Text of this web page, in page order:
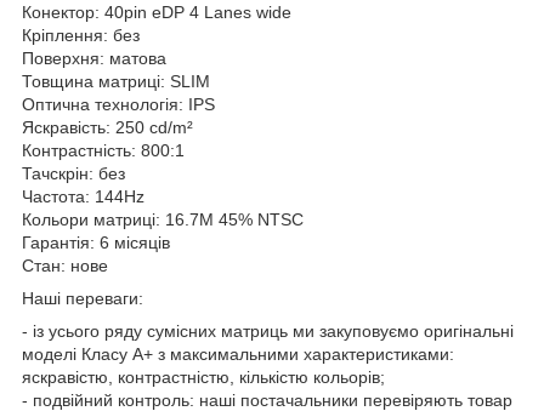
Конектор: 40pin eDP 4 Lanes wide
Кріплення: без
Поверхня: матова
Товщина матриці: SLIM
Оптична технологія: IPS
Яскравість: 250 cd/m²
Контрастність: 800:1
Тачскрін: без
Частота: 144Hz
Кольори матриці: 16.7M 45% NTSC
Гарантія: 6 місяців
Стан: нове
Наші переваги:
- із усього ряду сумісних матриць ми закуповуємо оригінальні
моделі Класу А+ з максимальними характеристиками:
яскравістю, контрастністю, кількістю кольорів;
- подвійний контроль: наші постачальники перевіряють товар